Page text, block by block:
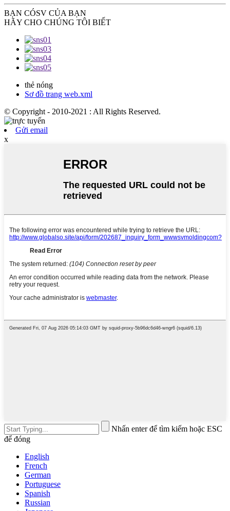
BẠN CÓSV CỦA BẠN
HÃY CHO CHÚNG TÔI BIẾT
thẻ nóng
Sơ đồ trang web.xml
© Copyright - 2010-2021 : All Rights Reserved.
Gửi email
x
Nhấn enter để tìm kiếm hoặc ESC
để đóng
English
French
German
Portuguese
Spanish
Russian